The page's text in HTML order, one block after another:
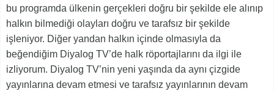
bu programda ülkenin gerçekleri doğru bir şekilde ele alınıp
halkın bilmediği olayları doğru ve tarafsız bir şekilde
işleniyor. Diğer yandan halkın içinde olmasıyla da
beğendiğim Diyalog TV’de halk röportajlarını da ilgi ile
izliyorum. Diyalog TV’nin yeni yaşında da aynı çizgide
yayınlarına devam etmesi ve tarafsız yayınlarının devam